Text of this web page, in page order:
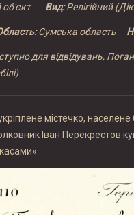
об'єкт Вид:Релігійний
Сумська область
для відвідувань,
містечко,
Іван Перекрестов